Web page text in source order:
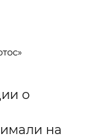
о
на